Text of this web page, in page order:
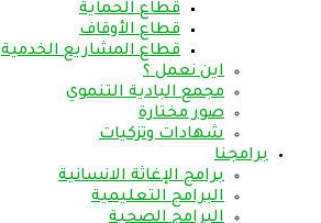
قطاع الحماية
قطاع الأوقاف
قطاع المشاريع الخدمية
اين نعمل ؟
مجمع البادية التنموي
صور مختارة
شهادات وتزكيات
برامجنا
برامج الإغاثة الانسانية
البرامج التعليمية
البرامج الصحية